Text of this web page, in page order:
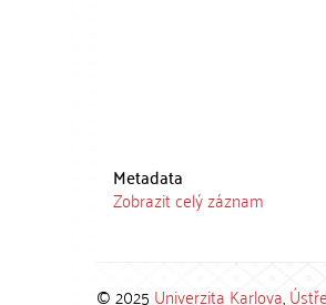
Metadata
Zobrazit celý záznam
© 2025 Univerzita Karlova,